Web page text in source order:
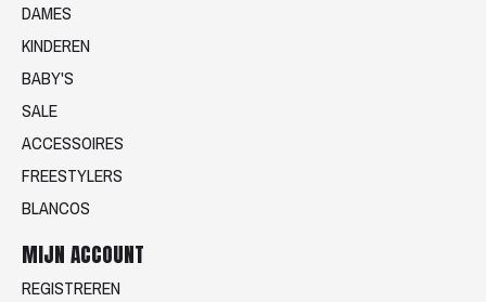
DAMES
KINDEREN
BABY'S
SALE
ACCESSOIRES
FREESTYLERS
BLANCOS
MIJN ACCOUNT
REGISTREREN